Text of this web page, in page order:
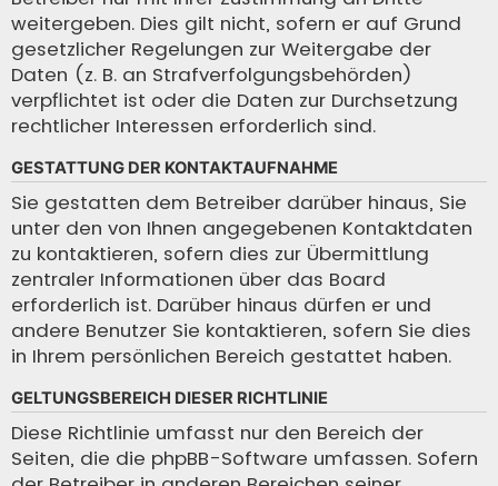
weitergeben. Dies gilt nicht, sofern er auf Grund
gesetzlicher Regelungen zur Weitergabe der
Daten (z. B. an Strafverfolgungsbehörden)
verpflichtet ist oder die Daten zur Durchsetzung
rechtlicher Interessen erforderlich sind.
GESTATTUNG DER KONTAKTAUFNAHME
Sie gestatten dem Betreiber darüber hinaus, Sie
unter den von Ihnen angegebenen Kontaktdaten
zu kontaktieren, sofern dies zur Übermittlung
zentraler Informationen über das Board
erforderlich ist. Darüber hinaus dürfen er und
andere Benutzer Sie kontaktieren, sofern Sie dies
in Ihrem persönlichen Bereich gestattet haben.
GELTUNGSBEREICH DIESER RICHTLINIE
Diese Richtlinie umfasst nur den Bereich der
Seiten, die die phpBB-Software umfassen. Sofern